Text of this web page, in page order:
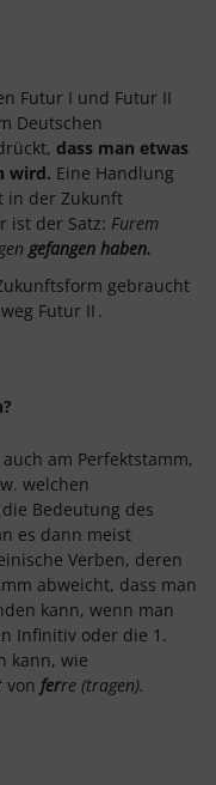
Futur I und Futur II
Deutschen
dass man etwas
wird. Eine Handlung
in der Zukunft
ist der Satz: Furem
gefangen haben.
gebraucht
Futur II .
am Perfektstamm,
welchen
Bedeutung des
es dann meist
Verben, deren
abweicht, dass man
kann, wenn man
Infinitiv oder die 1.
kann, wie
von ferre (tragen).